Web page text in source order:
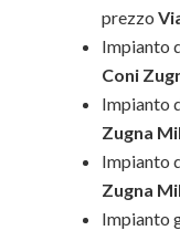
prezzo
Impianto
Coni
Impianto
Zugna
Impianto
Zugna
Impianto